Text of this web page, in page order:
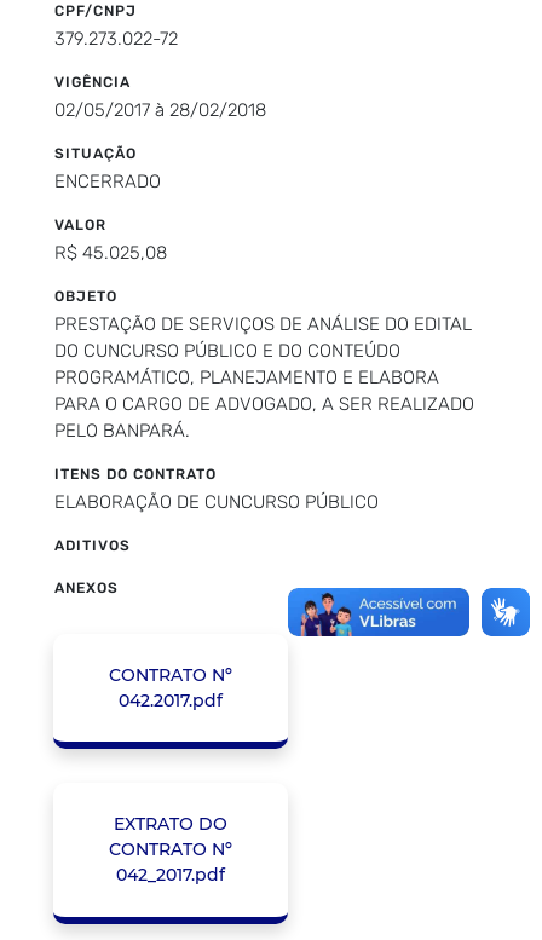
CPF/CNPJ
379.273.022-72
VIGÊNCIA
02/05/2017 à 28/02/2018
SITUAÇÃO
ENCERRADO
VALOR
R$ 45.025,08
OBJETO
PRESTAÇÃO DE SERVIÇOS DE ANÁLISE DO EDITAL
DO CUNCURSO PÚBLICO E DO CONTEÚDO
PROGRAMÁTICO, PLANEJAMENTO E ELABORA
PARA O CARGO DE ADVOGADO, A SER REALIZADO
PELO BANPARÁ.
ITENS DO CONTRATO
ELABORAÇÃO DE CUNCURSO PÚBLICO
ADITIVOS
ANEXOS
CONTRATO Nº
042.2017.pdf
EXTRATO DO
CONTRATO Nº
042_2017.pdf